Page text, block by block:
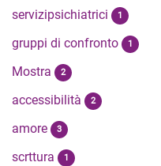
servizipsichiatrici 1
gruppi di confronto 1
Mostra 2
accessibilità 2
amore 3
scrttura 1